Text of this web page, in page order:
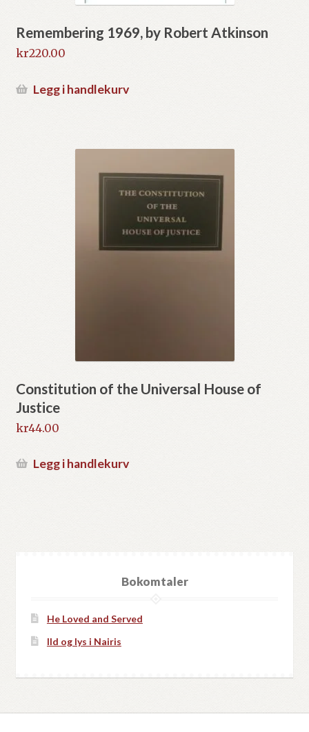
Remembering 1969, by Robert Atkinson
kr220.00
Legg i handlekurv
Constitution of the Universal House of
Justice
kr44.00
Legg i handlekurv
Bokomtaler
He Loved and Served
Ild og lys i Nairis